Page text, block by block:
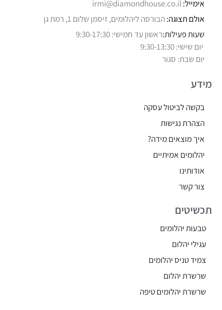
אימייל:irmi@diamondhouse.co.il
אולם תצוגה: הבורסה ליהלומים, זיסמן שלום 1, רמת גן
שעות פעילות:ראשון עד חמישי: 9:30-17:30
יום שישי: 9:30-13:30
יום שבת: סגור
מידע
בקשה לביטול עסקה
הצהרת נגישות
איך מוצאים מידה?
יהלומים אמיתיים
אודותינו
צור קשר
תכשיטים
טבעות יהלומים
עגילי יהלום
צמיד טניס יהלומים
שרשרת יהלום
שרשרת יהלומים טיפה